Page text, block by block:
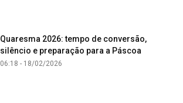
Quaresma 2026: tempo de conversão,
silêncio e preparação para a Páscoa
06:18 - 18/02/2026